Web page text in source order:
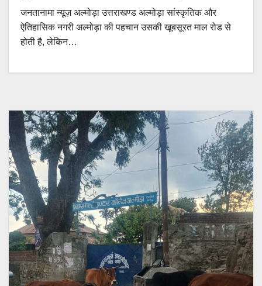
जनतानामा न्यूज़ अल्मोड़ा उत्तराखण्ड अल्मोड़ा सांस्कृतिक और
ऐतिहासिक नगरी अल्मोड़ा की पहचान उसकी खूबसूरत माल रोड से
होती है, लेकिन…